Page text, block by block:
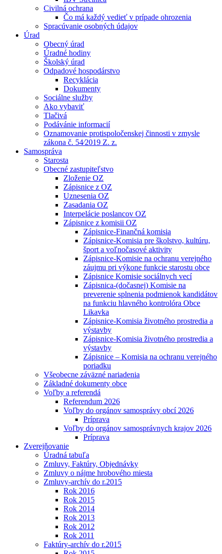
Civilná ochrana
Čo má každý vedieť v prípade ohrozenia
Spracúvanie osobných údajov
Úrad
Obecný úrad
Úradné hodiny
Školský úrad
Odpadové hospodárstvo
Recyklácia
Dokumenty
Sociálne služby
Ako vybaviť
Tlačivá
Podávánie informacií
Oznamovanie protispoločenskej činnosti v zmysle
zákona č. 54⁄2019 Z. z.
Samospráva
Starosta
Obecné zastupiteľstvo
Zloženie OZ
Zápisnice z OZ
Uznesenia OZ
Zasadania OZ
Interpelácie poslancov OZ
Zápisnice z komisii OZ
Zápisnice-Finančná komisia
Zápisnice-Komisia pre školstvo, kultúru,
šport a voľnočasové aktivity
Zápisnice-Komisie na ochranu verejného
záujmu pri výkone funkcie starostu obce
Zápisnice Komisie sociálnych vecí
Zápisnica-(dočasnej) Komisie na
preverenie splnenia podmienok kandidátov
na funkciu hlavného kontrolóra Obce
Likavka
Zápisnice-Komisia životného prostredia a
výstavby
Zápisnice-Komisia životného prostredia a
výstavby
Zápisnice – Komisia na ochranu verejného
poriadku
Všeobecne záväzné nariadenia
Základné dokumenty obce
Voľby a referendá
Referendum 2026
Voľby do orgánov samosprávy obcí 2026
Príprava
Voľby do orgánov samosprávnych krajov 2026
Príprava
Zverejňovanie
Úradná tabuľa
Zmluvy, Faktúry, Objednávky
Zmluvy o nájme hrobového miesta
Zmluvy-archív do r.2015
Rok 2016
Rok 2015
Rok 2014
Rok 2013
Rok 2012
Rok 2011
Faktúry-archív do r.2015